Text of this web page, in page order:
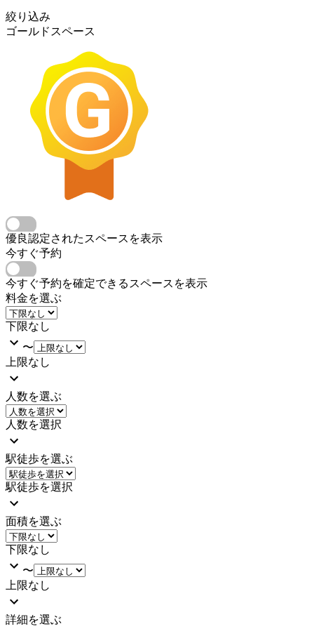
絞り込み
ゴールドスペース
優良認定されたスペースを表示
今すぐ予約
今すぐ予約を確定できるスペースを表示
料金を選ぶ
下限なし
〜
上限なし
人数を選ぶ
人数を選択
駅徒歩を選ぶ
駅徒歩を選択
面積を選ぶ
下限なし
〜
上限なし
詳細を選ぶ